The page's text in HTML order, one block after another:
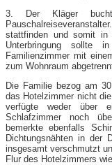
3. Der Kläger
stattfinden und somit in
Unterbringung sollte
Familienzimmer mit
zum Wohnraum
Die Familie bezog am
das Hotelzimmer nicht
verfügte weder über
Schlafzimmer noch
bemerkte ebenfalls
Dichtungsnähten in der
insgesamt verschmutzt
Flur des Hotelzimmers